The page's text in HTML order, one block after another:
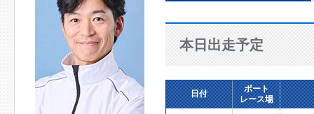
本日出走予定
日付
ボート
レース場